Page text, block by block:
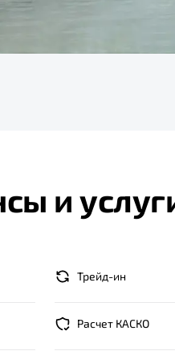
и
Трейд-ин
Расчет КАСКО